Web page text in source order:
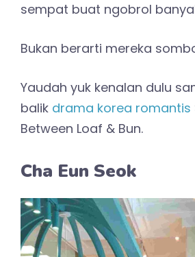
sempat buat ngobrol
Bukan berarti mereka
Yaudah yuk kenalan dulu
balik drama korea romantis
Between Loaf & Bun.
Cha Eun Seok